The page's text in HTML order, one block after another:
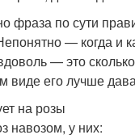
фраза по сути
— когда и
— это
виде его лучше
на розы
навозом, у них: